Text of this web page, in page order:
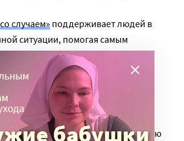
случаем» поддерживает людей в
ситуации, помогая самым
проекта регулярно
средства гигиены, лекарства.
сотрудники предоставляют
о том, где получить вещи,
В сложной ситуации
получить бесплатную юридическую